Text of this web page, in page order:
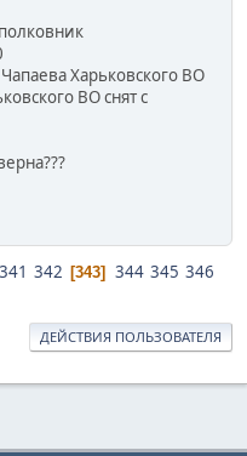
Харьковского ВО
ВО снят с
341 342 343 344 345 346
ДЕЙСТВИЯ ПОЛЬЗОВАТЕЛЯ